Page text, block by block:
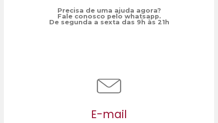
Precisa de uma ajuda agora?
Fale conosco pelo whatsapp.
De segunda a sexta das 9h às 21h
E-mail